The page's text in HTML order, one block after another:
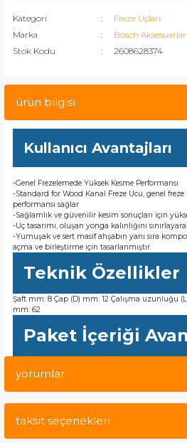
Kategori
Freze Uçları
Marka
Bosch Aksesuarlar
Stok Kodu
2608628374
ürün bilgisi
Kullanıcı Avantajları
-Genel Frezelemede Yüksek Kesme Performansı
-Standard for Wood Kanal Freze Ucu, genel
performansı sağlar
-Sağlamlık ve güvenilir kesim sonuçları için
-Uç tasarımı, oluşan yonga kalınlığını
-Yumuşak ve sert masif ahşabın yanı sıra
açma ve birleştirme için tasarlanmıştır
Teknik Özellikler
Şaft mm: 8 Çap (D) mm: 12 Çalışma uzunluğu
mm: 62
Paket İçeriği
yorumlar
taksit seçenekleri